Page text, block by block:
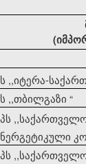
,,იტერა-
,,თბილგაზი “